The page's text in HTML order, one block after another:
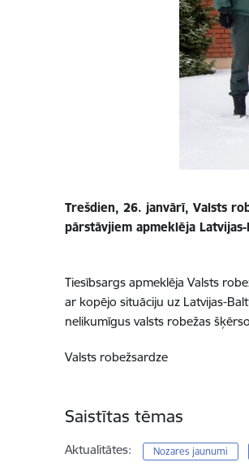
Trešdien, 26. janvārī, Valsts
pārstāvjiem apmeklēja
Tiesībsargs apmeklēja Valsts
ar kopējo situāciju uz Latvijas-
nelikumīgus valsts robežas
Valsts robežsardze
Saistītas tēmas
Aktualitātes: Nozares jaunumi